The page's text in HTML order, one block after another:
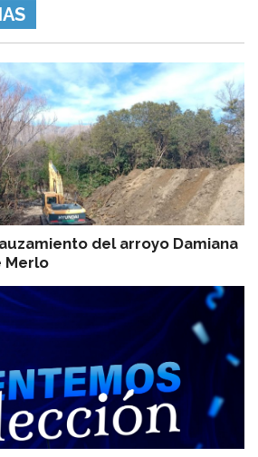
del arroyo Damiana
Merlo